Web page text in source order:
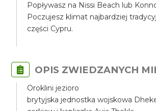
Popływasz na Nissi Beach lub
Poczujesz klimat najbardziej
części Cypru.
OPIS ZWIEDZANYCH
Oroklini jezioro
brytyjska jednostka wojskowa